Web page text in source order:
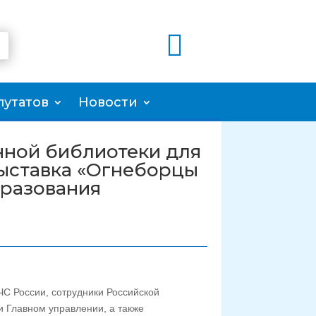

Новости
библиотеки для
«Огнеборцы
России, сотрудники Российской
Главном управлении, а также